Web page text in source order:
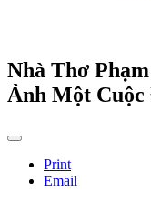
Nhà Thơ
Ảnh Một
Print
Email